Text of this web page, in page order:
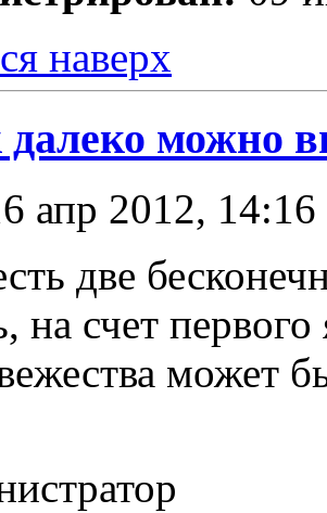
наверх
можно
апр 2012, 14:16
две
на счет
может